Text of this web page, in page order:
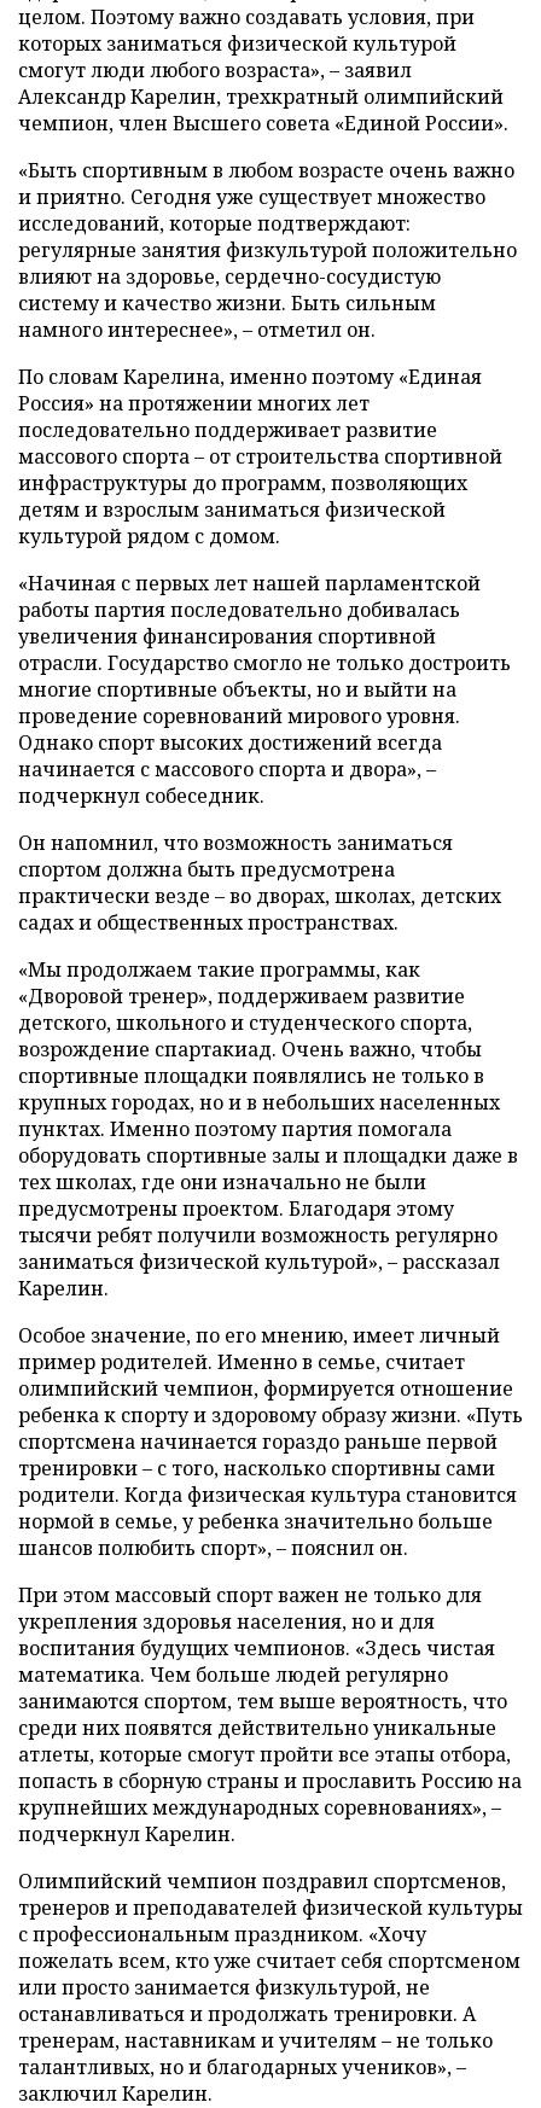
целом. Поэтому важно создавать условия, при
которых заниматься физической культурой
смогут люди любого возраста», – заявил
Александр Карелин, трехкратный олимпийский
чемпион, член Высшего совета «Единой России».
«Быть спортивным в любом возрасте очень важно
и приятно. Сегодня уже существует множество
исследований, которые подтверждают:
регулярные занятия физкультурой положительно
влияют на здоровье, сердечно-сосудистую
систему и качество жизни. Быть сильным
намного интереснее», – отметил он.
По словам Карелина, именно поэтому «Единая
Россия» на протяжении многих лет
последовательно поддерживает развитие
массового спорта – от строительства спортивной
инфраструктуры до программ, позволяющих
детям и взрослым заниматься физической
культурой рядом с домом.
«Начиная с первых лет нашей парламентской
работы партия последовательно добивалась
увеличения финансирования спортивной
отрасли. Государство смогло не только достроить
многие спортивные объекты, но и выйти на
проведение соревнований мирового уровня.
Однако спорт высоких достижений всегда
начинается с массового спорта и двора», –
подчеркнул собеседник.
Он напомнил, что возможность заниматься
спортом должна быть предусмотрена
практически везде – во дворах, школах, детских
садах и общественных пространствах.
«Мы продолжаем такие программы, как
«Дворовой тренер», поддерживаем развитие
детского, школьного и студенческого спорта,
возрождение спартакиад. Очень важно, чтобы
спортивные площадки появлялись не только в
крупных городах, но и в небольших населенных
пунктах. Именно поэтому партия помогала
оборудовать спортивные залы и площадки даже в
тех школах, где они изначально не были
предусмотрены проектом. Благодаря этому
тысячи ребят получили возможность регулярно
заниматься физической культурой», – рассказал
Карелин.
Особое значение, по его мнению, имеет личный
пример родителей. Именно в семье, считает
олимпийский чемпион, формируется отношение
ребенка к спорту и здоровому образу жизни. «Путь
спортсмена начинается гораздо раньше первой
тренировки – с того, насколько спортивны сами
родители. Когда физическая культура становится
нормой в семье, у ребенка значительно больше
шансов полюбить спорт», – пояснил он.
При этом массовый спорт важен не только для
укрепления здоровья населения, но и для
воспитания будущих чемпионов. «Здесь чистая
математика. Чем больше людей регулярно
занимаются спортом, тем выше вероятность, что
среди них появятся действительно уникальные
атлеты, которые смогут пройти все этапы отбора,
попасть в сборную страны и прославить Россию на
крупнейших международных соревнованиях», –
подчеркнул Карелин.
Олимпийский чемпион поздравил спортсменов,
тренеров и преподавателей физической культуры
с профессиональным праздником. «Хочу
пожелать всем, кто уже считает себя спортсменом
или просто занимается физкультурой, не
останавливаться и продолжать тренировки. А
тренерам, наставникам и учителям – не только
талантливых, но и благодарных учеников», –
заключил Карелин.